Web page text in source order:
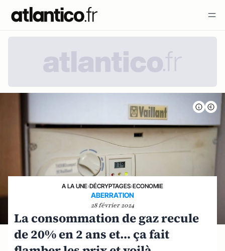
A LA UNE›DÉCRYPTAGES›ECONOMIE
ABERRATION
28 février 2024
La consommation de gaz recule
de 20% en 2 ans et… ça fait